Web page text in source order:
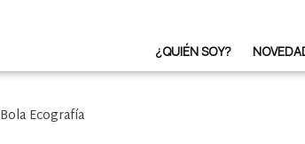
¿QUIÉN SOY?
Bola Ecografía